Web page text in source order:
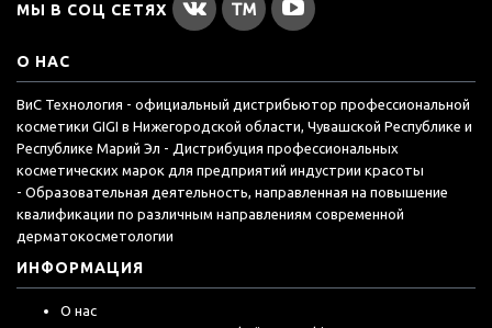
МЫ В СОЦ СЕТЯХ
О НАС
ВиС Технология - официальный дистрибьютор профессиональной
косметики GIGI в Нижегородской области, Чувашской Республике и
Республике Марий Эл - Дистрибуция профессиональных
косметических марок для предприятий индустрии красоты
- Образовательная деятельность, направленная на повышение
квалификации по различным направлениям современной
дерматокосметологии
ИНФОРМАЦИЯ
О нас